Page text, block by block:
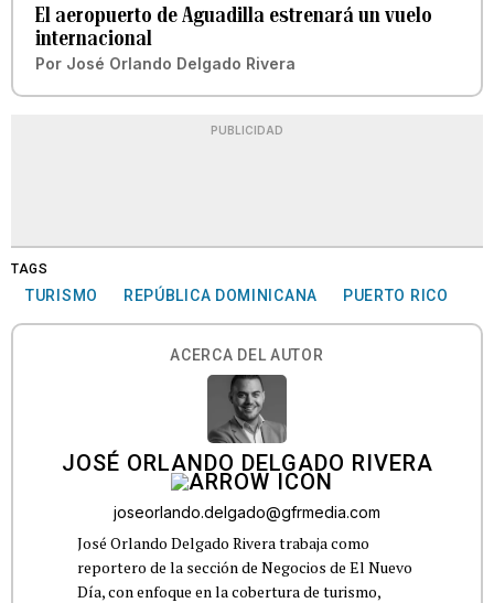
El aeropuerto de Aguadilla estrenará un vuelo
internacional
Por José Orlando Delgado Rivera
PUBLICIDAD
TAGS
TURISMO REPÚBLICA DOMINICANA PUERTO RICO
ACERCA DEL AUTOR
JOSÉ ORLANDO DELGADO RIVERA
joseorlando.delgado@gfrmedia.com
José Orlando Delgado Rivera trabaja como
reportero de la sección de Negocios de El Nuevo
Día, con enfoque en la cobertura de turismo,